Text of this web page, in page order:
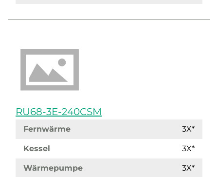
RU68-3E-240CSM
Fernwärme 3X*
Kessel 3X*
Wärmepumpe 3X*